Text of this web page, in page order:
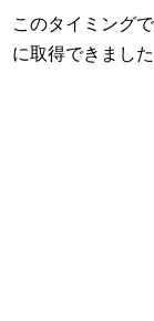
このタイミング
に取得できました